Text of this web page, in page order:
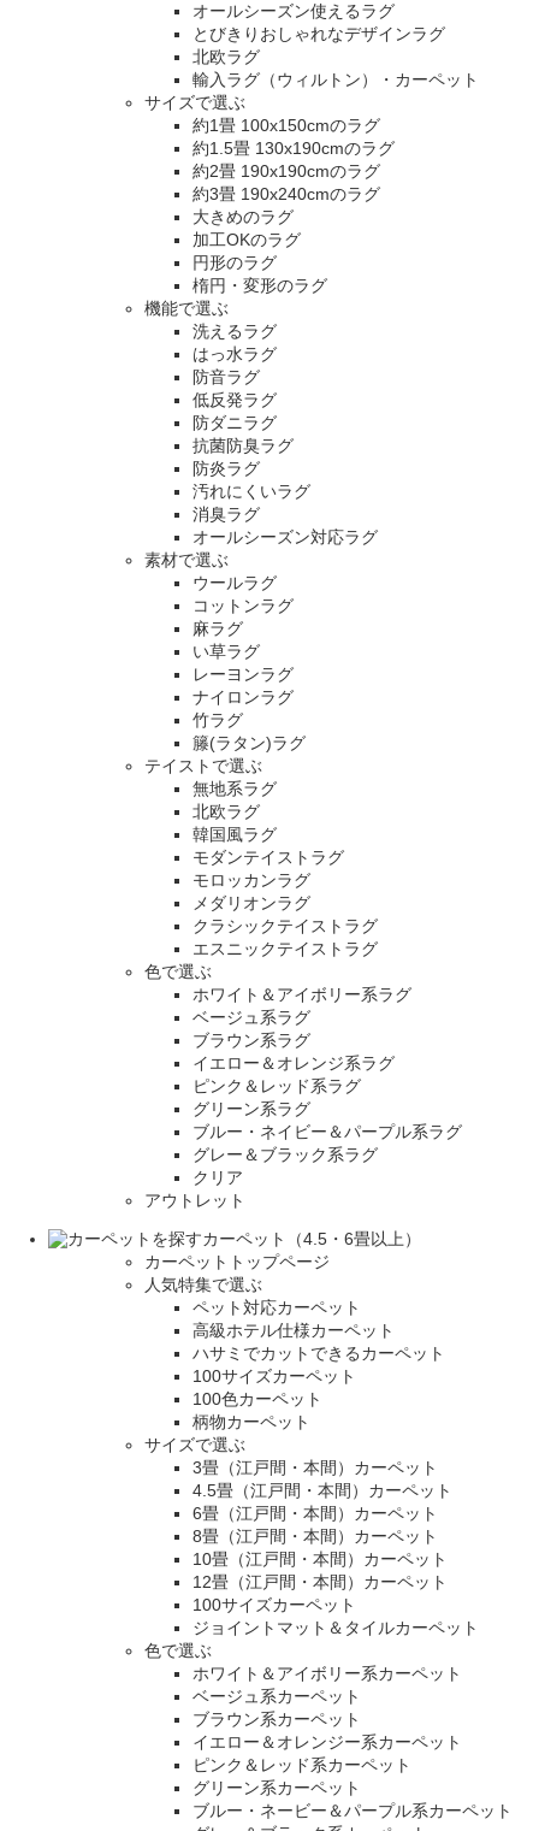
オールシーズン使えるラグ
とびきりおしゃれなデザインラグ
北欧ラグ
輸入ラグ（ウィルトン）・カーペット
サイズで選ぶ
約1畳 100x150cmのラグ
約1.5畳 130x190cmのラグ
約2畳 190x190cmのラグ
約3畳 190x240cmのラグ
大きめのラグ
加工OKのラグ
円形のラグ
楕円・変形のラグ
機能で選ぶ
洗えるラグ
はっ水ラグ
防音ラグ
低反発ラグ
防ダニラグ
抗菌防臭ラグ
防炎ラグ
汚れにくいラグ
消臭ラグ
オールシーズン対応ラグ
素材で選ぶ
ウールラグ
コットンラグ
麻ラグ
い草ラグ
レーヨンラグ
ナイロンラグ
竹ラグ
籐(ラタン)ラグ
テイストで選ぶ
無地系ラグ
北欧ラグ
韓国風ラグ
モダンテイストラグ
モロッカンラグ
メダリオンラグ
クラシックテイストラグ
エスニックテイストラグ
色で選ぶ
ホワイト＆アイボリー系ラグ
ベージュ系ラグ
ブラウン系ラグ
イエロー＆オレンジ系ラグ
ピンク＆レッド系ラグ
グリーン系ラグ
ブルー・ネイビー＆パープル系ラグ
グレー＆ブラック系ラグ
クリア
アウトレット
カーペット（4.5・6畳以上）
カーペットトップページ
人気特集で選ぶ
ペット対応カーペット
高級ホテル仕様カーペット
ハサミでカットできるカーペット
100サイズカーペット
100色カーペット
柄物カーペット
サイズで選ぶ
3畳（江戸間・本間）カーペット
4.5畳（江戸間・本間）カーペット
6畳（江戸間・本間）カーペット
8畳（江戸間・本間）カーペット
10畳（江戸間・本間）カーペット
12畳（江戸間・本間）カーペット
100サイズカーペット
ジョイントマット＆タイルカーペット
色で選ぶ
ホワイト＆アイボリー系カーペット
ベージュ系カーペット
ブラウン系カーペット
イエロー＆オレンジー系カーペット
ピンク＆レッド系カーペット
グリーン系カーペット
ブルー・ネービー＆パープル系カーペット